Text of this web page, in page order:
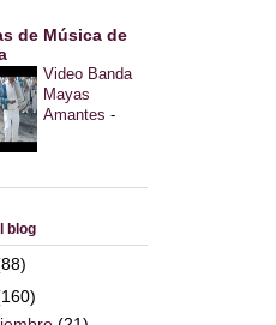
de Música de
Video Banda
Mayas
Amantes -
blog